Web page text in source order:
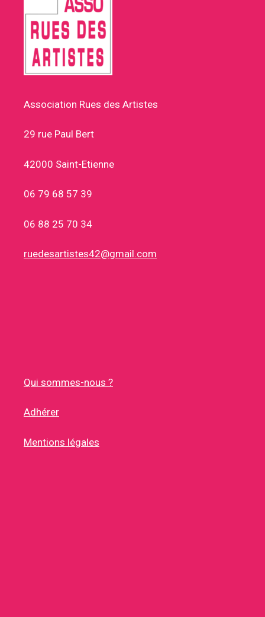
Association Rues des Artistes
29 rue Paul Bert
42000 Saint-Etienne
06 79 68 57 39
06 88 25 70 34
ruedesartistes42@gmail.com
Qui sommes-nous ?
Adhérer
Mentions légales